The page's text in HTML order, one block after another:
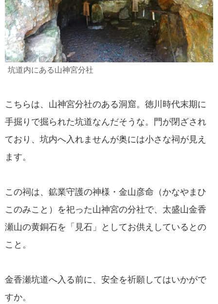
坑道内にある山神宮分社
こちらは、山神宮分社のある洞窟。徳川時代末期に
手掘りで掘られた坑道なんだそうな。門が閉ざされ
ており、坑内へ入れませんが奥には小さな祠が見え
ます。
この祠は、鉱業守護の神様・金山彦命（かなやまひ
このみこと）を祀った山神宮の分社で、太盛山金香
瀬山の黄銅石を「見石」としてお供えしているとの
こと。
金香瀬坑道へ入る前に、安全を祈願してはいかがで
すか。